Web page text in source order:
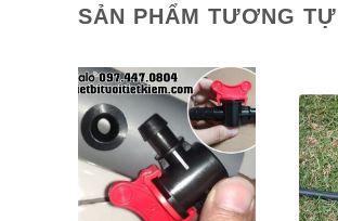
SẢN PHẨM TƯƠNG TỰ